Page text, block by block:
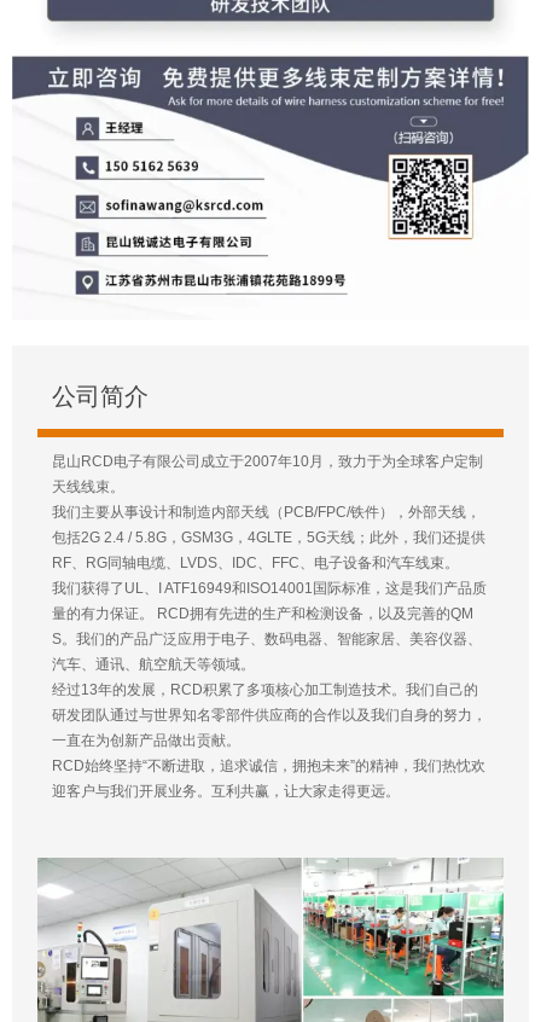
公司简介
昆山RCD电子有限公司成立于2007年10月，致力于为全球客户定制
天线线束。
我们主要从事设计和制造内部天线（PCB/FPC/铁件），外部天线，
包括2G 2.4 / 5.8G，GSM3G，4GLTE，5G天线；此外，我们还提供
RF、RG同轴电缆、LVDS、IDC、FFC、电子设备和汽车线束。
我们获得了UL、I ATF16949和ISO14001国际标准，这是我们产品质
量的有力保证。 RCD拥有先进的生产和检测设备，以及完善的QM
S。我们的产品广泛应用于电子、数码电器、智能家居、美容仪器、
汽车、通讯、航空航天等领域。
经过13年的发展，RCD积累了多项核心加工制造技术。我们自己的
研发团队通过与世界知名零部件供应商的合作以及我们自身的努力，
一直在为创新产品做出贡献。
RCD始终坚持“不断进取，追求诚信，拥抱未来”的精神，我们热忱欢
迎客户与我们开展业务。互利共赢，让大家走得更远。